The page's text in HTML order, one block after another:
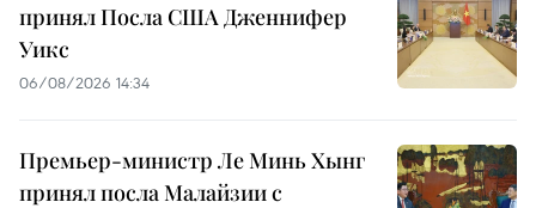
принял Посла США Дженнифер
Уикс
06/08/2026 14:34
Премьер-министр Ле Минь Хынг
принял посла Малайзии с